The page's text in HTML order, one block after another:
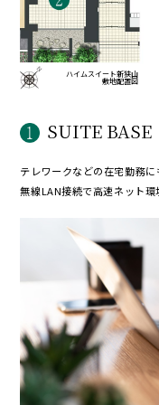
ハイムスイート新狭山
敷地配置図
SUITE BASE
テレワークなどの在宅勤務に
無線LAN接続で高速ネット環